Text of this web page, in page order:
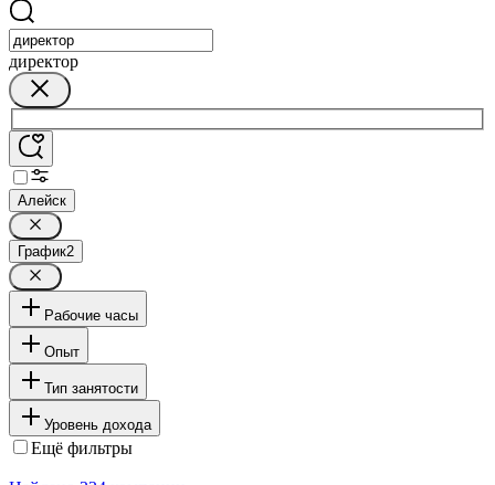
директор
Алейск
График2
Рабочие часы
Опыт
Тип занятости
Уровень дохода
Ещё фильтры